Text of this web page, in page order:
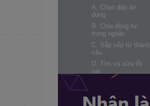
A. Chọn đáp án
đúng
B. Chia động từ
trong ngoặc
C. Sắp xếp từ thành
câu
D. Tìm và sửa lỗi
sai
F. Dịch câu/Vận
dụng nhanh